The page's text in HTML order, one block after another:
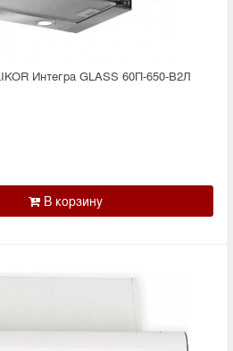
Интегра GLASS 60П-650-В2Л